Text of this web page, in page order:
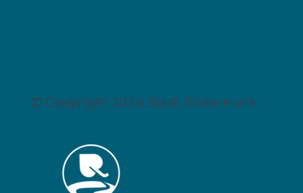
© Copyright 2026 Stadt Rödermark